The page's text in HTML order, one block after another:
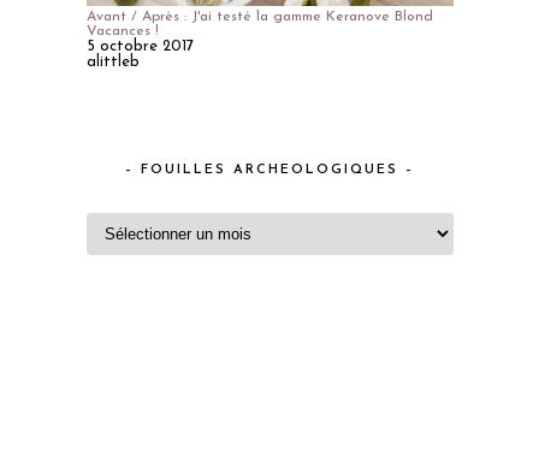
Avant / Après : J'ai testé la gamme Keranove Blond
Vacances !
5 octobre 2017
alittleb
– FOUILLES ARCHEOLOGIQUES –